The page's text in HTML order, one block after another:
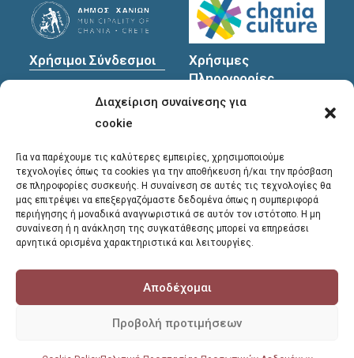
Διαχείριση συναίνεσης για
cookie
Για να παρέχουμε τις καλύτερες εμπειρίες, χρησιμοποιούμε
τεχνολογίες όπως τα cookies για την αποθήκευση ή/και την πρόσβαση
σε πληροφορίες συσκευής. Η συναίνεση σε αυτές τις τεχνολογίες θα
μας επιτρέψει να επεξεργαζόμαστε δεδομένα όπως η συμπεριφορά
περιήγησης ή μοναδικά αναγνωριστικά σε αυτόν τον ιστότοπο. Η μη
συναίνεση ή η ανάκληση της συγκατάθεσης μπορεί να επηρεάσει
αρνητικά ορισμένα χαρακτηριστικά και λειτουργίες.
Αποδέχομαι
Προβολή προτιμήσεων
Χρήσιμοι Σύνδεσμοι
Προσωπικών
Χρήσιμες
Πληροφορίες
Διεύθυνση
Χανιά, 731 35
Τηλέφωνα
επικοινωνίας:
28213 41661
28213
E-mail
library@chania.gr